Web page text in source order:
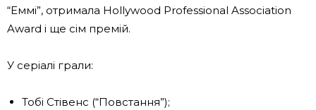
“Еммі”, отримала Hollywood Professional Association
Award і ще сім премій.
У серіалі грали:
Тобі Стівенс (“Повстання”);